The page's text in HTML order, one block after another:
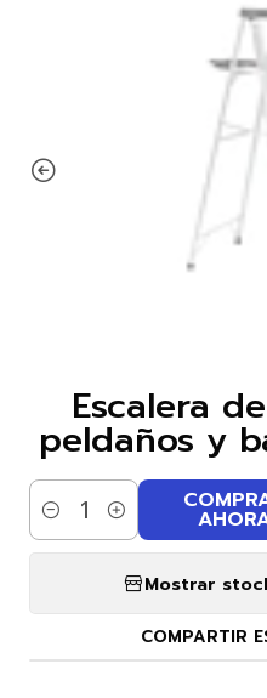
Escalera
peldaños y
Cantidad
Mostrar
COMPARTIR